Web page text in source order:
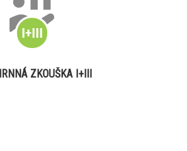
ZKOUŠKA I+III